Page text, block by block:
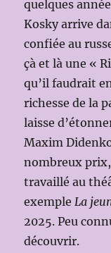
quelques
Kosky arrive
confiée au
çà et là une «
qu’il faudrait
richesse de la
laisse
Maxim
nombreux
travaillé au
exempleLa
2025. Peu
découvrir.